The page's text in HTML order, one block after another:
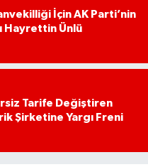
İçin AK Parti’nin
Hayrettin Ünlü
Tarife Değiştiren
Şirketine Yargı Freni